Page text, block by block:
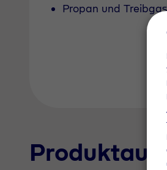
Propan und Treibgas